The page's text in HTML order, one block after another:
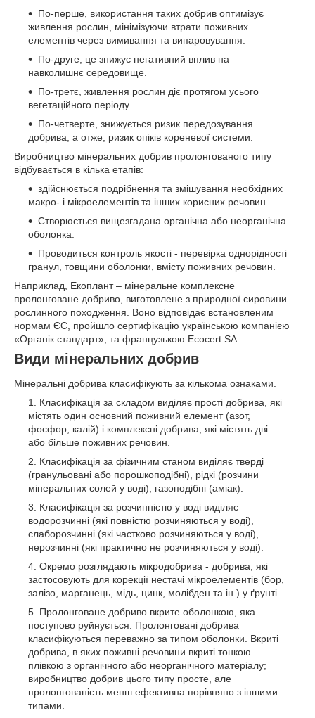
По-перше, використання таких добрив оптимізує
живлення рослин, мінімізуючи втрати поживних
елементів через вимивання та випаровування.
По-друге, це знижує негативний вплив на
навколишнє середовище.
По-третє, живлення рослин діє протягом усього
вегетаційного періоду.
По-четверте, знижується ризик передозування
добрива, а отже, ризик опіків кореневої системи.
Виробництво мінеральних добрив пролонгованого типу
відбувається в кілька етапів:
здійснюється подрібнення та змішування необхідних
макро- і мікроелементів та інших корисних речовин.
Створюється вищезгадана органічна або неорганічна
оболонка.
Проводиться контроль якості - перевірка однорідності
гранул, товщини оболонки, вмісту поживних речовин.
Наприклад, Екоплант – мінеральне комплексне
пролонговане добриво, виготовлене з природної сировини
рослинного походження. Воно відповідає встановленим
нормам ЄС, пройшло сертифікацію українською компанією
«Органік стандарт», та французькою Ecocert SA.
Види мінеральних добрив
Мінеральні добрива класифікують за кількома ознаками.
Класифікація за складом виділяє прості добрива, які
містять один основний поживний елемент (азот,
фосфор, калій) і комплексні добрива, які містять дві
або більше поживних речовин.
Класифікація за фізичним станом виділяє тверді
(гранульовані або порошкоподібні), рідкі (розчини
мінеральних солей у воді), газоподібні (аміак).
Класифікація за розчинністю у воді виділяє
водорозчинні (які повністю розчиняються у воді),
слаборозчинні (які частково розчиняються у воді),
нерозчинні (які практично не розчиняються у воді).
Окремо розглядають мікродобрива - добрива, які
застосовують для корекції нестачі мікроелементів (бор,
залізо, марганець, мідь, цинк, молібден та ін.) у ґрунті.
Пролонговане добриво вкрите оболонкою, яка
поступово руйнується. Пролонговані добрива
класифікуються переважно за типом оболонки. Вкриті
добрива, в яких поживні речовини вкриті тонкою
плівкою з органічного або неорганічного матеріалу;
виробництво добрив цього типу просте, але
пролонгованість менш ефективна порівняно з іншими
типами.